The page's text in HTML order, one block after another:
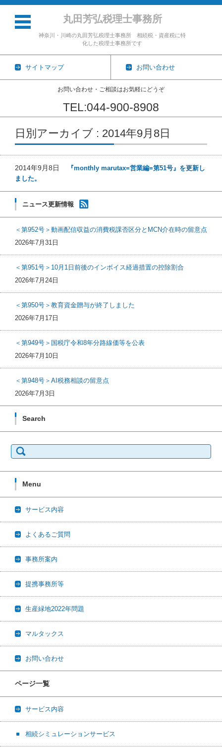
丸田芳弘税理士事務所
神奈川・川崎の丸田芳弘税理士事務所 相続税・資産税に特
化した税理士事務所です
サイトマップ お問い合わせ
お問い合わせ・ご相談はお気軽にどうぞ
TEL:044-900-8908
コンテンツに移動
日別アーカイブ : 2014年9月8日
2014年9月8日
『monthly marutax=営業編=第51号』を更新し
ました。
ニュース更新情報
＜第952号＞動画配信収益の消費税課否区分とMCN介在時の留意点
2026年7月31日
＜第951号＞10月1日前後のインボイス経過措置の控除割合
2026年7月24日
＜第950号＞教育資金贈与が終了しました
2026年7月17日
＜第949号＞国税庁令和8年分路線価等を公表
2026年7月10日
＜第948号＞AI税務相談の留意点
2026年7月3日
Search
索:
Menu
サービス内容
よくあるご質問
事務所案内
提携事務所等
生産緑地2022年問題
マルタックス
お問い合わせ
ページ一覧
サービス内容
相続シミュレーションサービス